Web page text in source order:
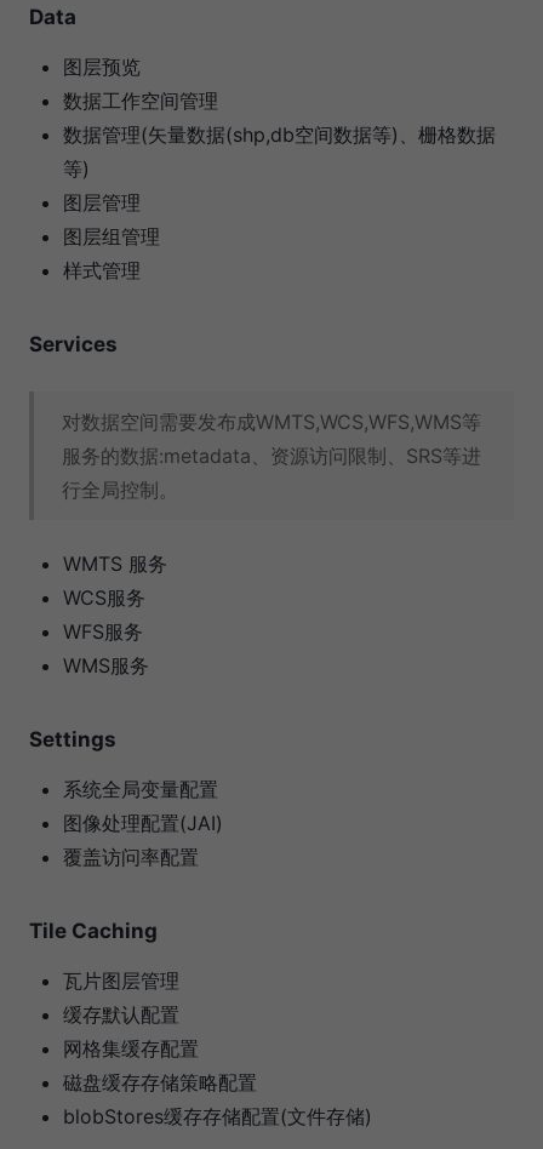
Data
图层预览
数据工作空间管理
数据管理(矢量数据(shp,db空间数据等)、栅格数据
等)
图层管理
图层组管理
样式管理
Services
对数据空间需要发布成WMTS,WCS,WFS,WMS等
服务的数据:metadata、资源访问限制、SRS等进
行全局控制。
WMTS 服务
WCS服务
WFS服务
WMS服务
Settings
系统全局变量配置
图像处理配置(JAI)
覆盖访问率配置
Tile Caching
瓦片图层管理
缓存默认配置
网格集缓存配置
磁盘缓存存储策略配置
blobStores缓存存储配置(文件存储)